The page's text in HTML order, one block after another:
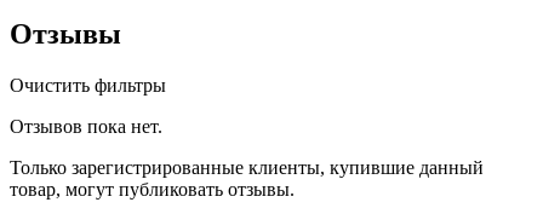
Отзывы
Очистить фильтры
Отзывов пока нет.
Только зарегистрированные клиенты, купившие данный
товар, могут публиковать отзывы.